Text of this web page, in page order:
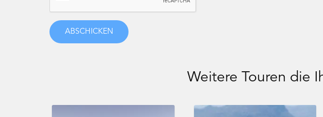
Weitere Touren die